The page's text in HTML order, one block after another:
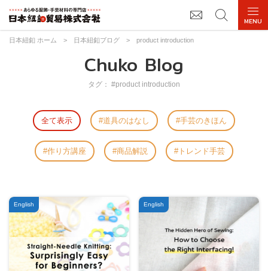
日本紐釦 ホーム > 日本紐釦ブログ > product introduction
Chuko Blog
タグ： #product introduction
全て表示 道具のはなし 手芸のきほん
作り方講座 商品解説 トレンド手芸
English English